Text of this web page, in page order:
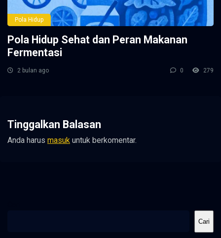
Pola Hidup
Pola Hidup Sehat dan Peran Makanan
Fermentasi
2 bulan ago 0 279
Tinggalkan Balasan
Anda harus masuk untuk berkomentar.
Cari